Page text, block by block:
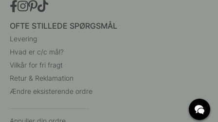
OFTE STILLEDE SPØRGSMÅL
Levering
Hvad er c/c mål?
Vilkår for fri fragt
Retur & Reklamation
Ændre eksisterende ordre